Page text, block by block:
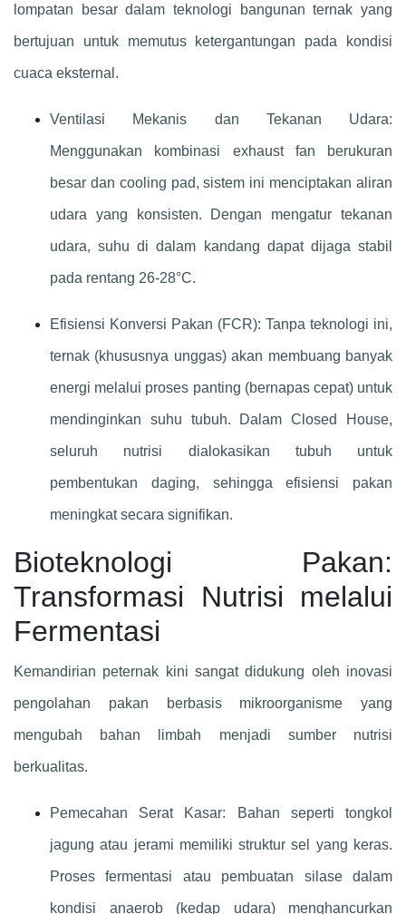
lompatan besar dalam teknologi bangunan ternak yang
bertujuan untuk memutus ketergantungan pada kondisi
cuaca eksternal.
Ventilasi Mekanis dan Tekanan Udara:
Menggunakan kombinasi exhaust fan berukuran
besar dan cooling pad, sistem ini menciptakan aliran
udara yang konsisten. Dengan mengatur tekanan
udara, suhu di dalam kandang dapat dijaga stabil
pada rentang 26-28°C.
Efisiensi Konversi Pakan (FCR): Tanpa teknologi ini,
ternak (khususnya unggas) akan membuang banyak
energi melalui proses panting (bernapas cepat) untuk
mendinginkan suhu tubuh. Dalam Closed House,
seluruh nutrisi dialokasikan tubuh untuk
pembentukan daging, sehingga efisiensi pakan
meningkat secara signifikan.
Bioteknologi Pakan:
Transformasi Nutrisi melalui
Fermentasi
Kemandirian peternak kini sangat didukung oleh inovasi
pengolahan pakan berbasis mikroorganisme yang
mengubah bahan limbah menjadi sumber nutrisi
berkualitas.
Pemecahan Serat Kasar: Bahan seperti tongkol
jagung atau jerami memiliki struktur sel yang keras.
Proses fermentasi atau pembuatan silase dalam
kondisi anaerob (kedap udara) menghancurkan